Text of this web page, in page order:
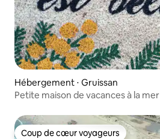
Hébergement ⋅ Gruissan
Petite maison de vacances à la mer
Coup de cœur voyageurs